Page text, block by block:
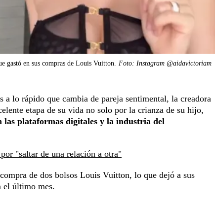
gastó en sus compras de Louis Vuitton. Foto: Instagram @aidavictoriam
a lo rápido que cambia de pareja sentimental, la creadora
etapa de su vida no solo por la crianza de su hijo,
las plataformas digitales y la industria del
"saltar de una relación a otra"
de dos bolsos Louis Vuitton, lo que dejó a sus
el último mes.